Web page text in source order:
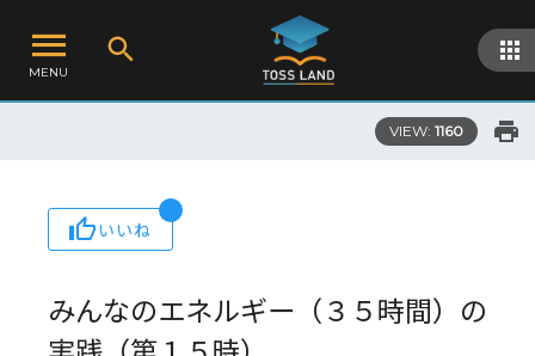
MENU
VIEW: 1160
いいね
みんなのエネルギー（３５時間）の